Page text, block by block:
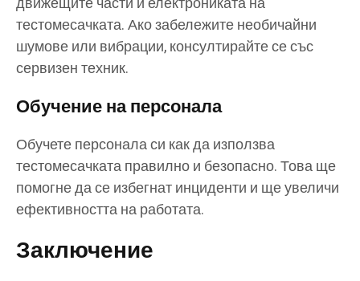
тестомесачката. Ако забележите необичайни
шумове или вибрации, консултирайте се със
сервизен техник.
Обучение на персонала
Обучете персонала си как да използва
тестомесачката правилно и безопасно. Това ще
помогне да се избегнат инциденти и ще увеличи
ефективността на работата.
Заключение